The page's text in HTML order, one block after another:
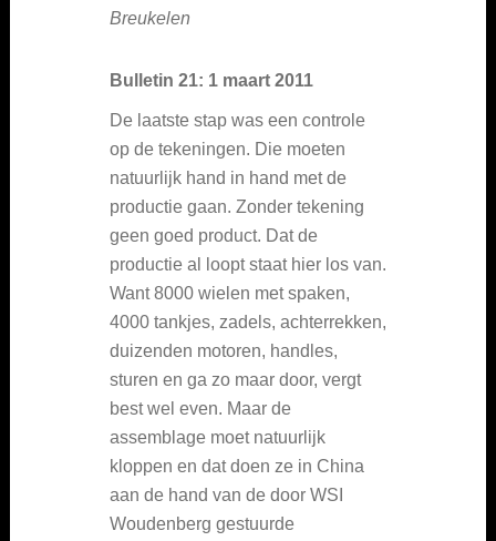
Breukelen
Bulletin 21: 1 maart 2011
De laatste stap was een controle
op de tekeningen. Die moeten
natuurlijk hand in hand met de
productie gaan. Zonder tekening
geen goed product. Dat de
productie al loopt staat hier los van.
Want 8000 wielen met spaken,
4000 tankjes, zadels, achterrekken,
duizenden motoren, handles,
sturen en ga zo maar door, vergt
best wel even. Maar de
assemblage moet natuurlijk
kloppen en dat doen ze in China
aan de hand van de door WSI
Woudenberg gestuurde